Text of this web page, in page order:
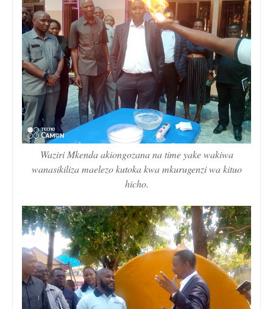
Waziri Mkenda akiongozana na time yake wakiwa
wanasikiliza maelezo kutoka kwa mkurugenzi wa kituo
hicho.